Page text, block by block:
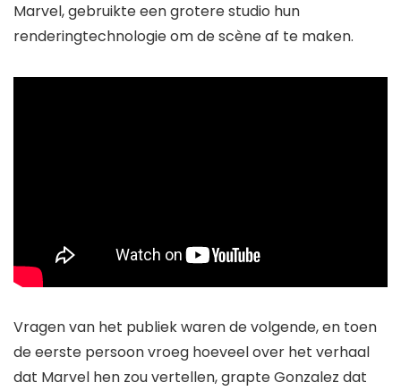
Marvel, gebruikte een grotere studio hun
renderingtechnologie om de scène af te maken.
Vragen van het publiek waren de volgende, en toen
de eerste persoon vroeg hoeveel over het verhaal
dat Marvel hen zou vertellen, grapte Gonzalez dat